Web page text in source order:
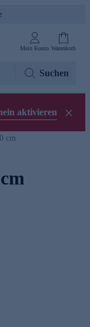
Mein Konto Warenkorb
Suchen
aktivieren
cm